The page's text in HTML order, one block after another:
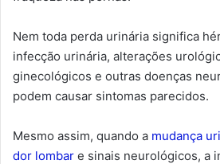
Nem toda perda urinária significa
infecção urinária, alterações
ginecológicos e outras doenças
podem causar sintomas parecidos.
Mesmo assim, quando a mudança
dor lombar e sinais neurológicos, a